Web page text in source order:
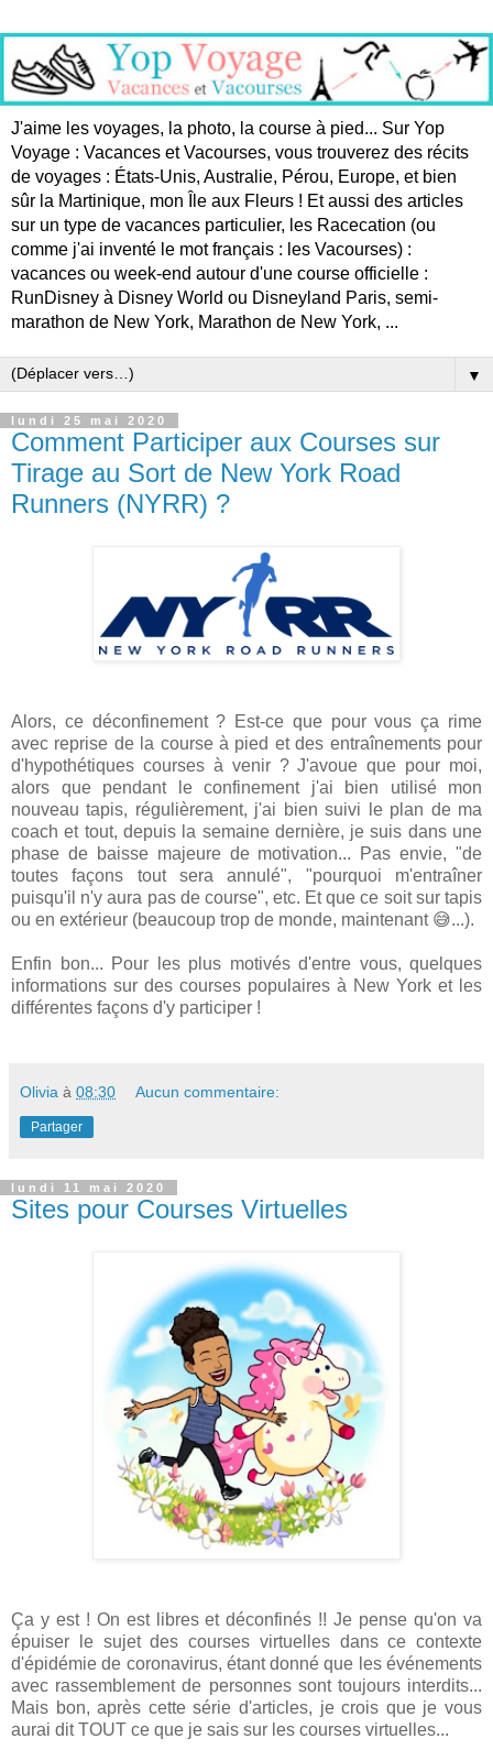
J'aime les voyages, la photo, la course à pied... Sur Yop
Voyage : Vacances et Vacourses, vous trouverez des récits
de voyages : États-Unis, Australie, Pérou, Europe, et bien
sûr la Martinique, mon Île aux Fleurs ! Et aussi des articles
sur un type de vacances particulier, les Racecation (ou
comme j'ai inventé le mot français : les Vacourses) :
vacances ou week-end autour d'une course officielle :
RunDisney à Disney World ou Disneyland Paris, semi-
marathon de New York, Marathon de New York, ...
▼
lundi 25 mai 2020
Comment Participer aux Courses sur
Tirage au Sort de New York Road
Runners (NYRR) ?
Alors, ce déconfinement ? Est-ce que pour vous ça rime
avec reprise de la course à pied et des entraînements pour
d'hypothétiques courses à venir ? J'avoue que pour moi,
alors que pendant le confinement j'ai bien utilisé mon
nouveau tapis, régulièrement, j'ai bien suivi le plan de ma
coach et tout, depuis la semaine dernière, je suis dans une
phase de baisse majeure de motivation... Pas envie, "de
toutes façons tout sera annulé", "pourquoi m'entraîner
puisqu'il n'y aura pas de course", etc. Et que ce soit sur tapis
ou en extérieur (beaucoup trop de monde, maintenant 😅...).
Enfin bon... Pour les plus motivés d'entre vous, quelques
informations sur des courses populaires à New York et les
différentes façons d'y participer !
Olivia à 08:30 Aucun commentaire:
Partager
lundi 11 mai 2020
Sites pour Courses Virtuelles
Ça y est ! On est libres et déconfinés !! Je pense qu'on va
épuiser le sujet des courses virtuelles dans ce contexte
d'épidémie de coronavirus, étant donné que les événements
avec rassemblement de personnes sont toujours interdits...
Mais bon, après cette série d'articles, je crois que je vous
aurai dit TOUT ce que je sais sur les courses virtuelles...